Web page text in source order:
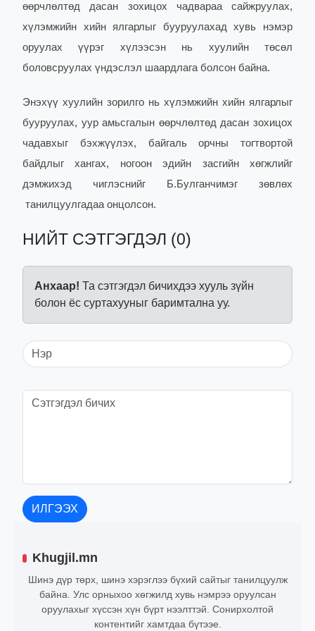
өөрчлөлтөд дасан зохицох чадвараа сайжруулах,
хүлэмжийн хийн ялгарлыг бууруулахад хувь нэмэр
оруулах үүрэг хүлээсэн нь хуулийн төсөл
боловсруулах үндэслэл шаардлага болсон байна.
Энэхүү хуулийн зорилго нь хүлэмжийн хийн ялгарлыг
бууруулах, уур амьсгалын өөрчлөлтөд дасан зохицох
чадавхыг бэхжүүлэх, байгаль орчны тогтвортой
байдлыг хангах, ногоон эдийн засгийн хөгжлийг
дэмжихэд чиглэснийг Б.Булганчимэг зөвлөх
танилцуулгадаа онцолсон.
НИЙТ СЭТГЭГДЭЛ (0)
Анхаар! Та сэтгэгдэл бичихдээ хууль зүйн
болон ёс суртахууныг баримтална уу.
ИЛГЭЭХ
Khugjil.mn
Шинэ дүр төрх, шинэ хэрэглээ бүхий сайтыг танилцуулж
байна. Улс орныхоо хөгжилд хувь нэмрээ оруулсан
оруулахыг хүссэн хүн бүрт нээлттэй. Сонирхолтой
контентийг хамтдаа бүтээе.